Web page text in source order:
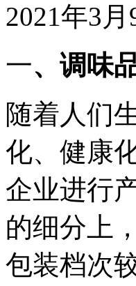
2021年3月
一、调味
随着人们
化、健康
企业进行
的细分上
包装档次